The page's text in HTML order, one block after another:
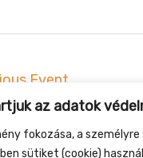
az adatok
fokozása, a
sütiket (cookie)
Event